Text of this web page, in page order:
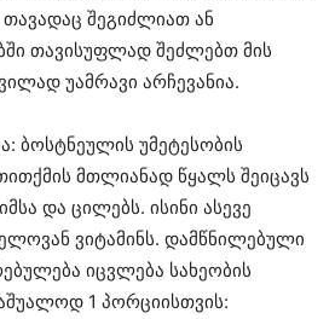
შეგიძლიათ ან
თავისუფლად შეძლებთ მის
უამრავი არჩევანია.
ბოსტნეულის უმეტესობის
მთლიანად წყალს შეიცავს
და ცილებს. ისინი ასევე
ვიტამინს. დამწნილებული
იცვლება სახეობის
1 პორციისთვის: